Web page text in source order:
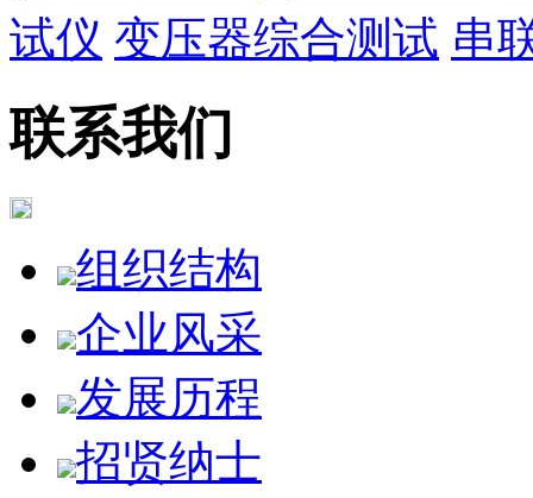
试仪 变压器综合测试 串
联系我们
组织结构
企业风采
发展历程
招贤纳士